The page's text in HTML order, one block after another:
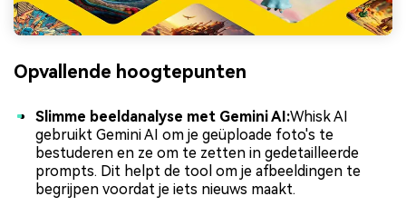
Opvallende hoogtepunten
Slimme beeldanalyse met Gemini AI:Whisk AI
gebruikt Gemini AI om je geüploade foto's te
bestuderen en ze om te zetten in gedetailleerde
prompts. Dit helpt de tool om je afbeeldingen te
begrijpen voordat je iets nieuws maakt.